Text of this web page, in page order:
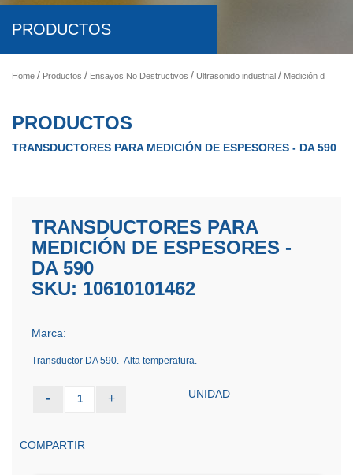
PRODUCTOS
Home Productos Ensayos No Destructivos Ultrasonido industrial Medición de espesores por ultrasonido
PRODUCTOS
TRANSDUCTORES PARA MEDICIÓN DE ESPESORES - DA 590
TRANSDUCTORES PARA
MEDICIÓN DE ESPESORES -
DA 590
SKU: 10610101462
Marca:
Transductor DA 590.- Alta temperatura.
- 1 + UNIDAD
COMPARTIR